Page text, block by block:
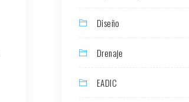
Diseño
Drenaje
EADIC